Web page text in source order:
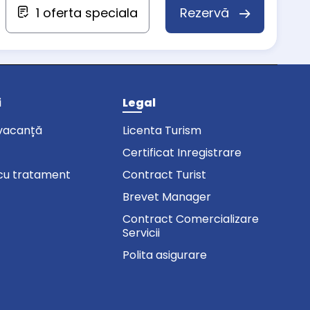
Rezervă
1 oferta speciala
tratament
Legal
Licenta Turism
Certificat Inregistrare
Contract Turist
Brevet Manager
Contract Comercializare
Servicii
Polita asigurare